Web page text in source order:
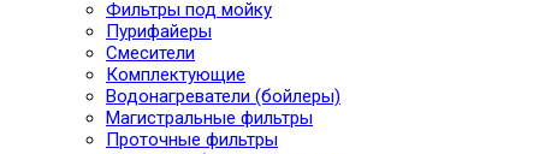
Фильтры под мойку
Пурифайеры
Смесители
Комплектующие
Водонагреватели (бойлеры)
Магистральные фильтры
Проточные фильтры